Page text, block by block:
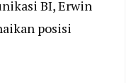
BI, Erwin
posisi